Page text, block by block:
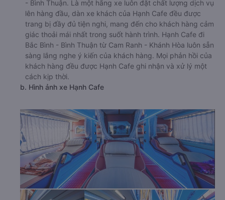
- Bình Thuận. Là một hãng xe luôn đặt chất lượng dịch vụ
lên hàng đầu, dàn xe khách của Hạnh Cafe đều được
trang bị đầy đủ tiện nghi, mang đến cho khách hàng cảm
giác thoải mái nhất trong suốt hành trình. Hạnh Cafe đi
Bắc Bình - Bình Thuận từ Cam Ranh - Khánh Hòa luôn sẵn
sàng lắng nghe ý kiến của khách hàng. Mọi phản hồi của
khách hàng đều được Hạnh Cafe ghi nhận và xử lý một
cách kịp thời.
b. Hình ảnh xe Hạnh Cafe